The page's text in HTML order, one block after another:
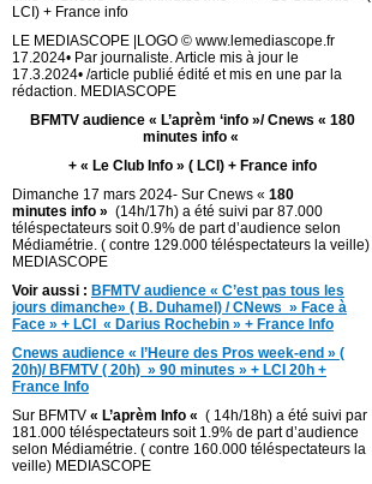
LCI) + France info
LE MEDIASCOPE |LOGO © www.lemediascope.fr
17.2024• Par journaliste. Article mis à jour le
17.3.2024• /article publié édité et mis en une par la
rédaction. MEDIASCOPE
BFMTV audience « L’aprèm ‘info »/ Cnews « 180
minutes info «
+ « Le Club Info » ( LCI) + France info
Dimanche 17 mars 2024- Sur Cnews « 180
minutes info » (14h/17h) a été suivi par 87.000
téléspectateurs soit 0.9% de part d’audience selon
Médiamétrie. ( contre 129.000 téléspectateurs la veille)
MEDIASCOPE
Voir aussi : BFMTV audience « C’est pas tous les
jours dimanche» ( B. Duhamel) / CNews » Face à
Face » + LCI « Darius Rochebin » + France Info
Cnews audience « l’Heure des Pros week-end » (
20h)/ BFMTV ( 20h) » 90 minutes » + LCI 20h +
France Info
Sur BFMTV « L’aprèm Info « ( 14h/18h) a été suivi par
181.000 téléspectateurs soit 1.9% de part d’audience
selon Médiamétrie. ( contre 160.000 téléspectateurs la
veille) MEDIASCOPE